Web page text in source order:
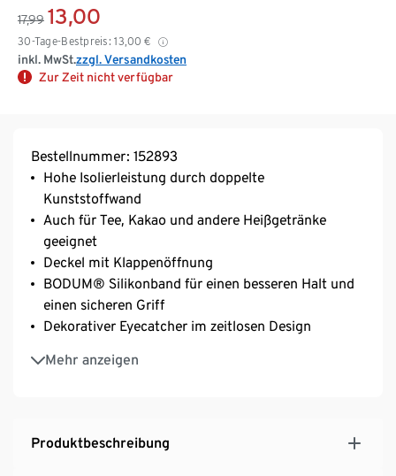
17,99 13,00
30-Tage-Bestpreis: 13,00 €
inkl. MwSt.zzgl. Versandkosten
Zur Zeit nicht verfügbar
Bestellnummer: 152893
Hohe Isolierleistung durch doppelte
Kunststoffwand
Auch für Tee, Kakao und andere Heißgetränke
geeignet
Deckel mit Klappenöffnung
BODUM® Silikonband für einen besseren Halt und
einen sicheren Griff
Dekorativer Eyecatcher im zeitlosen Design
Mehr anzeigen
BPA-frei
Produktbeschreibung